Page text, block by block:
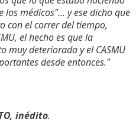
médicos"... y ese dicho que
con el correr del tiempo,
el hecho es que la
muy deteriorada y el CASMU
desde entonces."
inédito.